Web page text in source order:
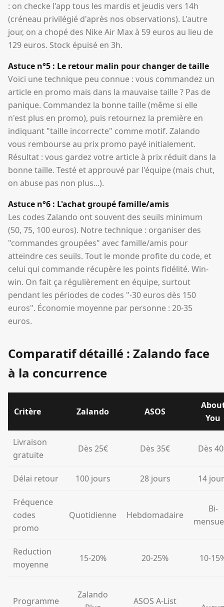
: on checke l'app tous les mardis et jeudis vers 14h
(créneau privilégié d'après nos observations). L'autre
jour, on a chopé des Nike Air Max à 59 euros au lieu de
129 euros. Stock épuisé en 3h.
Astuce n°5 : Le retour malin pour changer de taille
Voici une technique peu connue : vous commandez un
article en promo mais dans la mauvaise taille ? Pas de
panique. Commandez la bonne taille (même si elle
n'est plus en promo), puis retournez la première en
indiquant "taille incorrecte" comme motif. Zalando
vous rembourse au prix promo payé initialement.
Résultat : vous gardez votre article à prix réduit dans la
bonne taille. Testé et approuvé par l'équipe (mais chut,
on abuse pas non plus...).
Astuce n°6 : L'achat groupé famille/amis
Les codes Zalando ont souvent des seuils minimum
(50, 75, 100 euros). Notre technique : organiser des
"commandes groupées" avec famille/amis pour
atteindre ces seuils. Tout le monde profite du code, et
celui qui commande récupère les points fidélité. Win-
win. On fait ça régulièrement en équipe, surtout
pendant les périodes de codes "-30 euros dès 150
euros". Économie moyenne par personne : 20-35
euros.
Comparatif détaillé : Zalando face
à la concurrence
Critère Zalando ASOS
You
Livraison
gratuite
Dès 25€ Dès 35€ Dès
Délai retour 100 jours 28 jours 14
Fréquence
codes
promo
Quotidienne Hebdomadaire
Bi-
Reduction
moyenne
15-20% 20-25% 10-
Programme
Zalando
ASOS A-List